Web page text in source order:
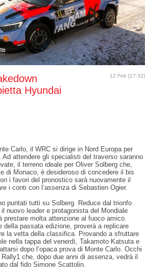
12 Feb [17:32]
Hyundai
Carlo, il WRC si dirige in Nord Europa per
attendere gli specialisti del traverso saranno
il terreno ideale per Oliver Solberg che,
di Monaco, è desideroso di concedere il bis
i favori del pronostico sarà nuovamente il
i conti con l’assenza di Sebastien Ogier.
puntati tutti su Solberg. Reduce dal trionfo
nuovo leader e protagonista del Mondiale
molta attenzione al fuoco amico.
passata edizione, proverà a replicare
la vetta della classifica. Provando a sfruttare
nella tappa del venerdì, Takamoto Katsuta e
dopo l’opaca prova di Monte Carlo. Occhi
che, dopo due anni di assenza, vedrà il
dal fido Simone Scattolin.